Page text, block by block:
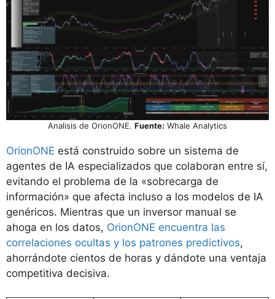
Analisis de OrionONE. Fuente: Whale Analytics
OrionONE está construido sobre un sistema de
agentes de IA especializados que colaboran entre sí,
evitando el problema de la «sobrecarga de
información» que afecta incluso a los modelos de IA
genéricos. Mientras que un inversor manual se
ahoga en los datos, OrionONE encuentra las
correlaciones ocultas y los patrones predictivos,
ahorrándote cientos de horas y dándote una ventaja
competitiva decisiva.